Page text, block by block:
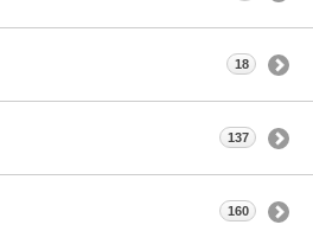
18
137
160